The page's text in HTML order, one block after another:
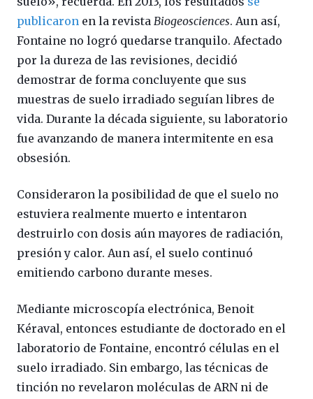
publicaron en la revista Biogeosciences. Aun así,
Fontaine no logró quedarse tranquilo. Afectado
por la dureza de las revisiones, decidió
demostrar de forma concluyente que sus
muestras de suelo irradiado seguían libres de
vida. Durante la década siguiente, su laboratorio
fue avanzando de manera intermitente en esa
obsesión.
Consideraron la posibilidad de que el suelo no
estuviera realmente muerto e intentaron
destruirlo con dosis aún mayores de radiación,
presión y calor. Aun así, el suelo continuó
emitiendo carbono durante meses.
Mediante microscopía electrónica, Benoit
Kéraval, entonces estudiante de doctorado en el
laboratorio de Fontaine, encontró células en el
suelo irradiado. Sin embargo, las técnicas de
tinción no revelaron moléculas de ARN ni de